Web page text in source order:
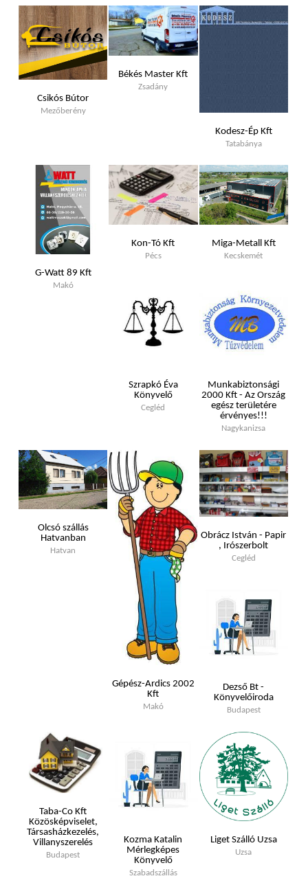
Csikós Bútor
Mezőberény
Békés Master Kft
Zsadány
Kodesz-Ép Kft
Tatabánya
G-Watt 89 Kft
Makó
Kon-Tó Kft
Pécs
Miga-Metall Kft
Kecskemét
Szrapkó Éva
Könyvelő
Cegléd
Munkabiztonsági
2000 Kft - Az Ország
egész területére
érvényes!!!
Nagykanizsa
Olcsó szállás
Hatvanban
Hatvan
Gépész-Ardics 2002
Kft
Makó
Obrácz István - Papir
, Irószerbolt
Cegléd
Dezső Bt -
Könyvelőiroda
Budapest
Taba-Co Kft
Közösképviselet,
Társasházkezelés,
Villanyszerelés
Budapest
Kozma Katalin
Mérlegképes
Könyvelő
Szabadszállás
Liget Szálló Uzsa
Uzsa